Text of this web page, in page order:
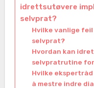
idrettsutøvere
selvprat?
Hvilke vanlige
selvprat?
Hvordan kan
selvpratrutine
Hvilke
å mestre indre